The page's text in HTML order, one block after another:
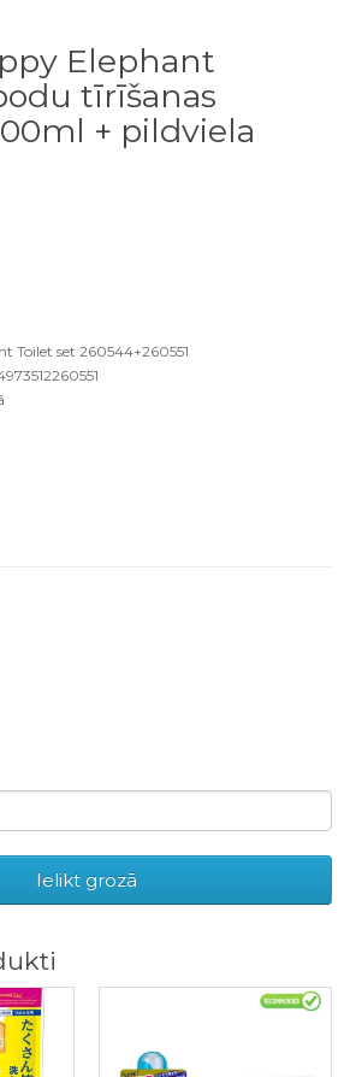
Elephant
tīrīšanas
+ pildviela
Toilet set 260544+260551
Ielikt grozā